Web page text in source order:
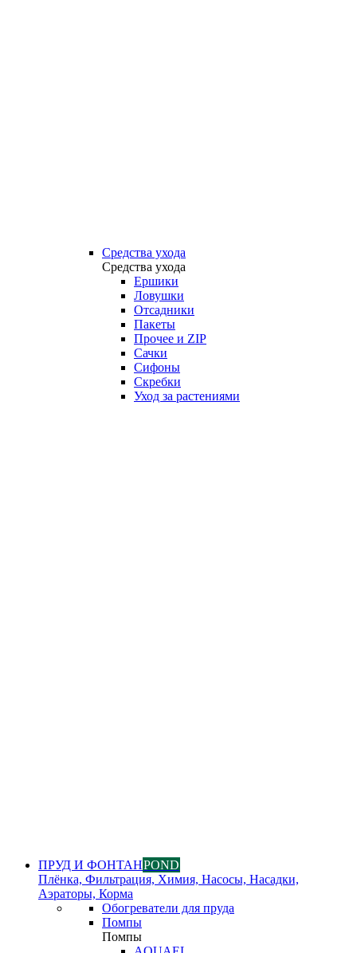
Средства ухода
Средства ухода
Ершики
Ловушки
Отсадники
Пакеты
Прочее и ZIP
Сачки
Сифоны
Скребки
Уход за растениями
ПРУД И ФОНТАНPOND
Плёнка, Фильтрация, Химия, Насосы, Насадки,
Аэраторы, Корма
Обогреватели для пруда
Помпы
Помпы